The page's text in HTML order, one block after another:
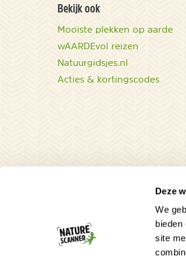
Deze
We
bieden
site
Bekijk ook
Mooiste plekken op aarde
wAARDEvol reizen
Natuurgidsjes.nl
Acties & kortingscodes
Parel in de Caraïben
Ontdek ongerepte